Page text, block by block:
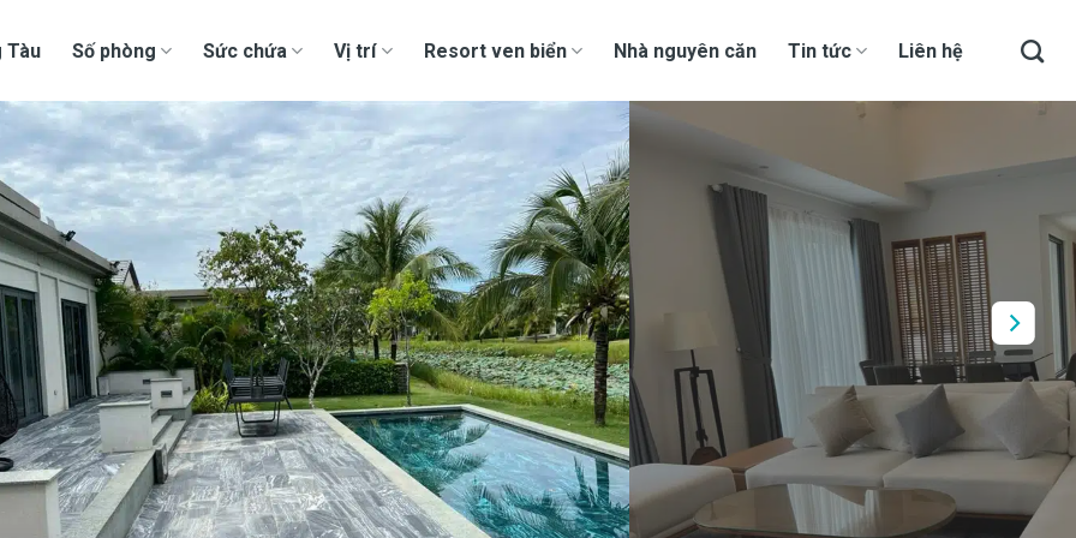
Tàu Số phòng Sức chứa Vị trí Resort ven biển Nhà nguyên căn Tin tức Liên hệ